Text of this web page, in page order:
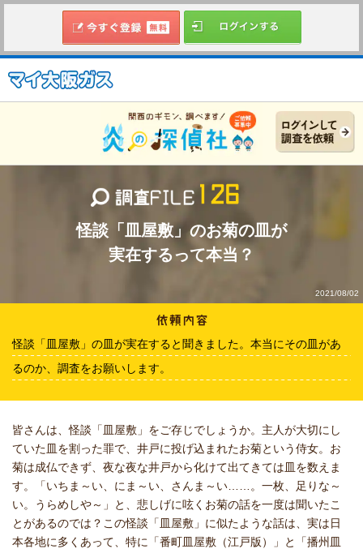
怪談「皿屋敷」のお菊の皿が
実在するって本当？
2021/08/02
怪談「皿屋敷」の皿が実在すると聞きました。本当にその皿があ
るのか、調査をお願いします。
皆さんは、怪談「皿屋敷」をご存じでしょうか。主人が大切にし
ていた皿を割った罪で、井戸に投げ込まれたお菊という侍女。お
菊は成仏できず、夜な夜な井戸から化けて出てきては皿を数えま
す。「いちま～い、にま～い、さんま～い……。一枚、足りな～
い。うらめしや～」と、悲しげに呟くお菊の話を一度は聞いたこ
とがあるのでは？この怪談「皿屋敷」に似たような話は、実は日
本各地に多くあって、特に「番町皿屋敷（江戸版）」と「播州皿